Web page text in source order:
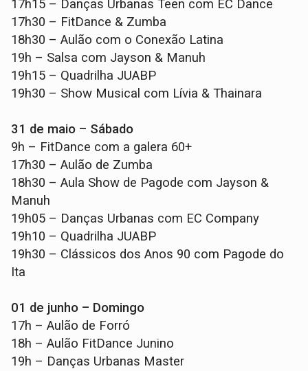
17h15 – Danças Urbanas Teen com EC Dance
17h30 – FitDance & Zumba
18h30 – Aulão com o Conexão Latina
19h – Salsa com Jayson & Manuh
19h15 – Quadrilha JUABP
19h30 – Show Musical com Lívia & Thainara
31 de maio – Sábado
9h – FitDance com a galera 60+
17h30 – Aulão de Zumba
18h30 – Aula Show de Pagode com Jayson &
Manuh
19h05 – Danças Urbanas com EC Company
19h10 – Quadrilha JUABP
19h30 – Clássicos dos Anos 90 com Pagode do
Ita
01 de junho – Domingo
17h – Aulão de Forró
18h – Aulão FitDance Junino
19h – Danças Urbanas Master